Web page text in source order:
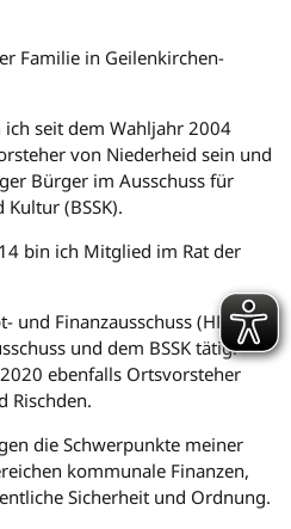
Familie in Geilenkirchen-
seit dem Wahljahr 2004
von Niederheid sein und
Bürger im Ausschuss für
(BSSK).
bin ich Mitglied im Rat der
und Finanzausschuss (HFA),
und dem BSSK tätig.
ebenfalls Ortsvorsteher
Rischden.
die Schwerpunkte meiner
kommunale Finanzen,
Sicherheit und Ordnung.